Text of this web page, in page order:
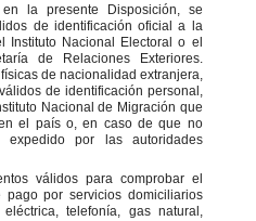
la presente Disposición, se
de identificación oficial a la
Instituto Nacional Electoral o el
de Relaciones Exteriores.
de nacionalidad extranjera,
de identificación personal,
Nacional de Migración que
el país o, en caso de que no
por las autoridades
válidos para comprobar el
por servicios domiciliarios
telefonía, gas natural,